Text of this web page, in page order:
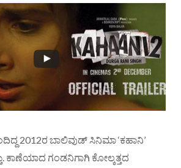
2012ರ ಬಾಲಿವುಡ್‌ ಸಿನಿಮಾ ‘ಕಹಾನಿ’
ಕಾಣೆಯಾದ ಗಂಡನಿಗಾಗಿ ಕೋಲ್ಕತ್ತದ